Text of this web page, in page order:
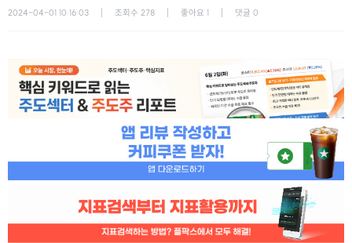
2024-04-01 10:16:03 조회수 278 좋아요 1 댓글 0